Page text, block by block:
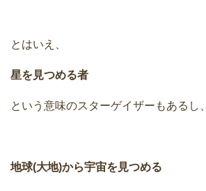
とはいえ、
星を見つめる者
という意味のスターゲイザーもあるし、
地球(大地)から宇宙を見つめる